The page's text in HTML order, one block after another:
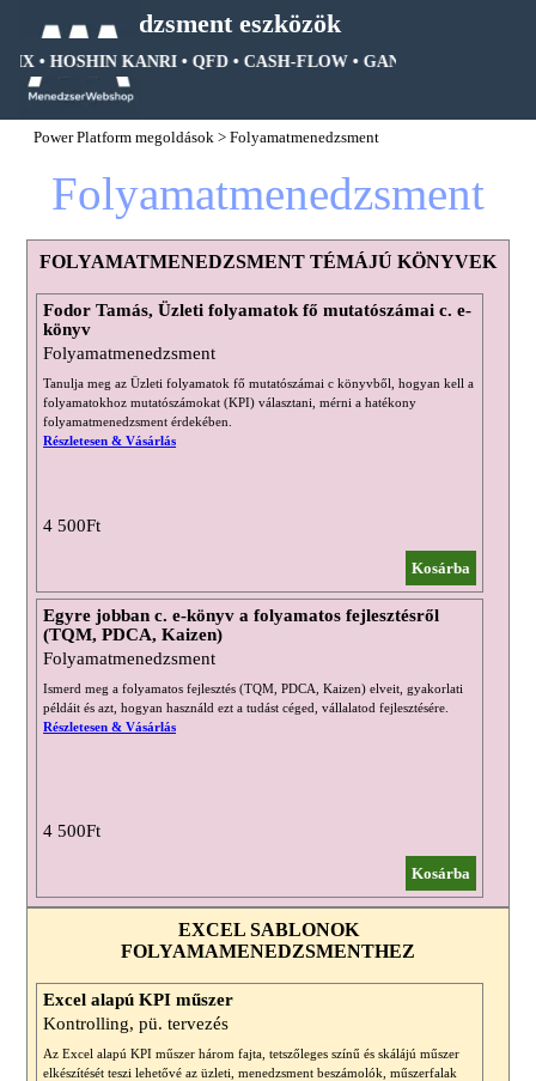
Menedzsment eszközök
• HOSHIN KANRI • QFD • CASH-FLOW • GANTT DIAGRAM • FA
Ugrás a menüre
Power Platform megoldások >Folyamatmenedzsment
Folyamatmenedzsment
FOLYAMATMENEDZSMENT TÉMÁJÚ KÖNYVEK
Fodor Tamás, Üzleti folyamatok fő mutatószámai c. e-
könyv
Folyamatmenedzsment
Tanulja meg az Üzleti folyamatok fő mutatószámai c könyvből, hogyan kell a
folyamatokhoz mutatószámokat (KPI) választani, mérni a hatékony
folyamatmenedzsment érdekében.
Részletesen & Vásárlás
4 500Ft
Kosárba
Egyre jobban c. e-könyv a folyamatos fejlesztésről
(TQM, PDCA, Kaizen)
Folyamatmenedzsment
Ismerd meg a folyamatos fejlesztés (TQM, PDCA, Kaizen) elveit, gyakorlati
példáit és azt, hogyan használd ezt a tudást céged, vállalatod fejlesztésére.
Részletesen & Vásárlás
4 500Ft
Kosárba
EXCEL SABLONOK
FOLYAMAMENEDZSMENTHEZ
Excel alapú KPI műszer
Kontrolling, pü. tervezés
Az Excel alapú KPI műszer három fajta, tetszőleges színű és skálájú műszer
elkészítését teszi lehetővé az üzleti, menedzsment beszámolók, műszerfalak